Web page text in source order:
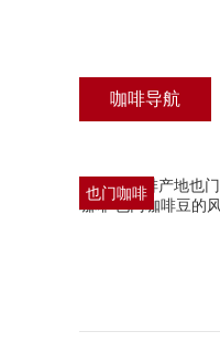
咖啡导航
也门咖啡